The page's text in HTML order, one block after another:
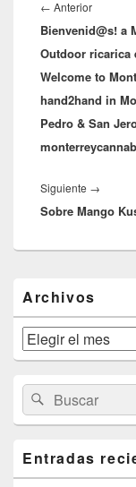
de
entradas
← AnteriorEntrada
anterior:
Bienvenid@s! a
Outdoor ricarica
Welcome to
hand2hand in
Pedro & San
Siguiente →
Sobre Mango
área
de
widget
barra
lateral
primaria
Archivos
Archivos
Buscar
por:
Buscar
Entradas